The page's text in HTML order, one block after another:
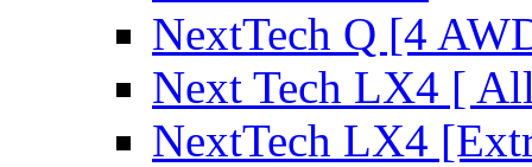
NextTech Q [4
Next Tech LX4 [
NextTech LX4